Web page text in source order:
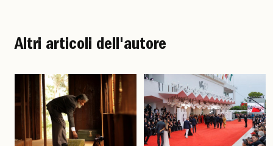
Altri articoli dell'autore